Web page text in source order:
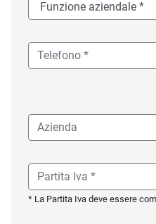
* La Partita Iva deve essere